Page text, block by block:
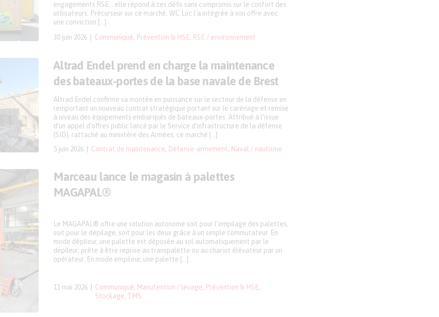
30 juin 2026 Communiqué Prévention & HSE RSE / environnement
engagements RSE… elle répond à ces défis sans compromis sur le confort des
utilisateurs. Précurseur sur ce marché, WC Loc l’a intégrée à son offre avec
une conviction […]
Altrad Endel prend en charge la maintenance
des bateaux-portes de la base navale de Brest
5 juin 2026 Contrat de maintenance, Défense-armement, Naval / nautisme
Altrad Endel confirme sa montée en puissance sur le secteur de la défense en
remportant un nouveau contrat stratégique portant sur le carénage et remise
à niveau des équipements embarqués de bateaux-portes. Attribué à l’issue
d’un appel d’offres public lancé par le Service d’infrastructure de la défense
(SID), rattaché au ministère des Armées, ce marché […]
Marceau lance le magasin à palettes
MAGAPAL®
11 mai 2026 Communiqué Manutention / levage Prévention & HSE
Stockage TMS
Le MAGAPAL® offre une solution autonome soit pour l’empilage des palettes,
soit pour le dépilage, soit pour les deux grâce à un simple commutateur. En
mode dépileur, une palette est déposée au sol automatiquement par le
dépileur, prête à être reprise au transpalette ou au chariot élévateur par un
opérateur. En mode empileur, une palette […]